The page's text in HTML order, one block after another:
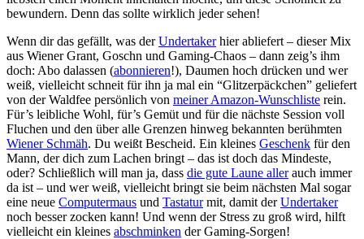
bewundern. Denn das sollte wirklich jeder sehen!
Wenn dir das gefällt, was derUndertakerhier abliefert – dieser Mix
aus Wiener Grant, Goschn und Gaming-Chaos – dann zeig’s ihm
doch: Abo dalassen (abonnieren!), Daumen hoch drücken und wer
weiß, vielleicht schneit für ihn ja mal ein “Glitzerpäckchen” geliefert
von der Waldfee persönlich von meiner Amazon-Wunschliste rein.
Für’s leibliche Wohl, für’s Gemüt und für die nächste Session voll
Fluchen und den über alle Grenzen hinweg bekannten berühmten
Wiener Schmäh. Du weißt Bescheid. Ein kleines Geschenk für den
Mann, der dich zum Lachen bringt – das ist doch das Mindeste,
oder? Schließlich will man ja, dass die gute Laune allerauch immer
da ist – und wer weiß, vielleicht bringt sie beim nächsten Mal sogar
eine neue Computermaus und Tastaturmit, damit derUndertaker
noch besser zocken kann! Und wenn der Stress zu groß wird, hilft
vielleicht ein kleines abschminken der Gaming-Sorgen!